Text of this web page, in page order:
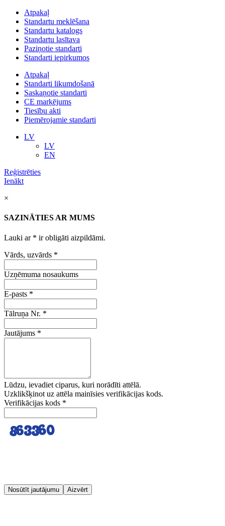
Atpakaļ
Standartu meklēšana
Standartu katalogs
Standartu lasītava
Paziņotie standarti
Standarti iepirkumos
Atpakaļ
Standarti likumdošanā
Saskaņotie standarti
CE marķējums
Tiesību akti
Piemērojamie standarti
LV
LV
EN
Reģistrēties
Ienākt
×
SAZINĀTIES AR MUMS
Lauki ar * ir obligāti aizpildāmi.
Vārds, uzvārds *
Uzņēmuma nosaukums
E-pasts *
Tālruņa Nr. *
Jautājums *
Lūdzu, ievadiet ciparus, kuri norādīti attēlā.
Uzklikšķinot uz attēla mainīsies verifikācijas kods.
Verifikācijas kods *
Nosūtīt jautājumu Aizvērt